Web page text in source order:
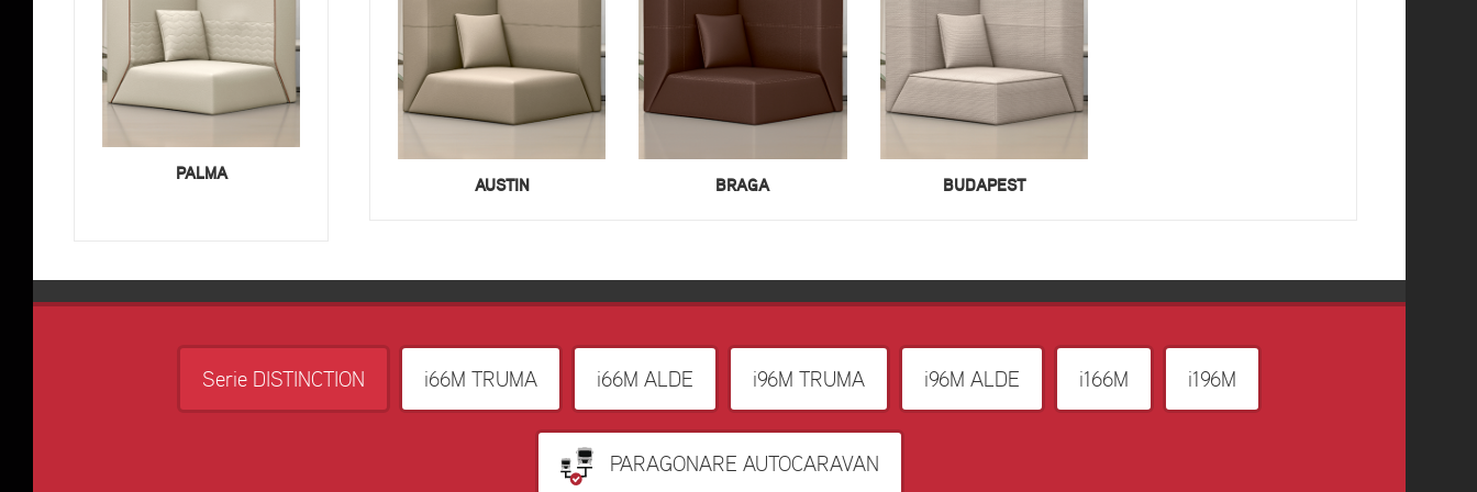
PALMA
AUSTIN BRAGA BUDAPEST
Serie DISTINCTION i66M TRUMA i66M ALDE i96M TRUMA i96M ALDE i166M i196M
PARAGONARE AUTOCARAVAN